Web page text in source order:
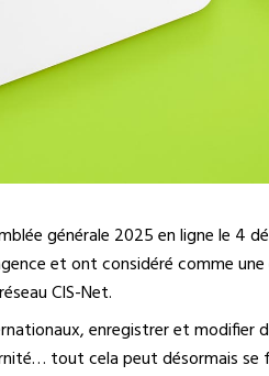
générale 2025 en ligne le 4
et ont considéré comme
CIS-Net.
enregistrer et modifier
tout cela peut désormais se